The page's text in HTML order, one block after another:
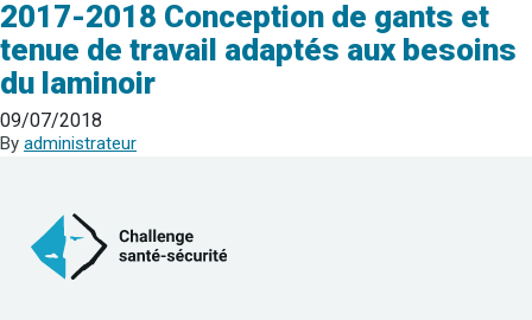
2017-2018 Conception de gants et
tenue de travail adaptés aux besoins
du laminoir
09/07/2018
By administrateur